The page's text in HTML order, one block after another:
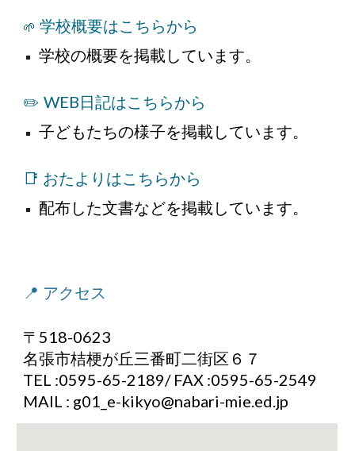
🌱 学校概要はこちらから
学校の概要を掲載しています。
✏️ WEB日記はこちらから
子どもたちの様子を掲載しています。
📑 おたよりはこちらから
配布した文書などを掲載しています。
📍 アクセス
〒518-0623
名張市桔梗が丘三番町二街区６７
TEL :0595-65-2189/ FAX :0595-65-2549
MAIL : g01_e-kikyo@nabari-mie.ed.jp